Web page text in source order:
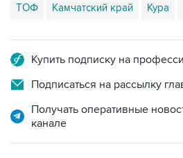
ТОФ Камчатский край Кура
Купить подписку на
Подписаться на рассылку
Получать оперативные
канале